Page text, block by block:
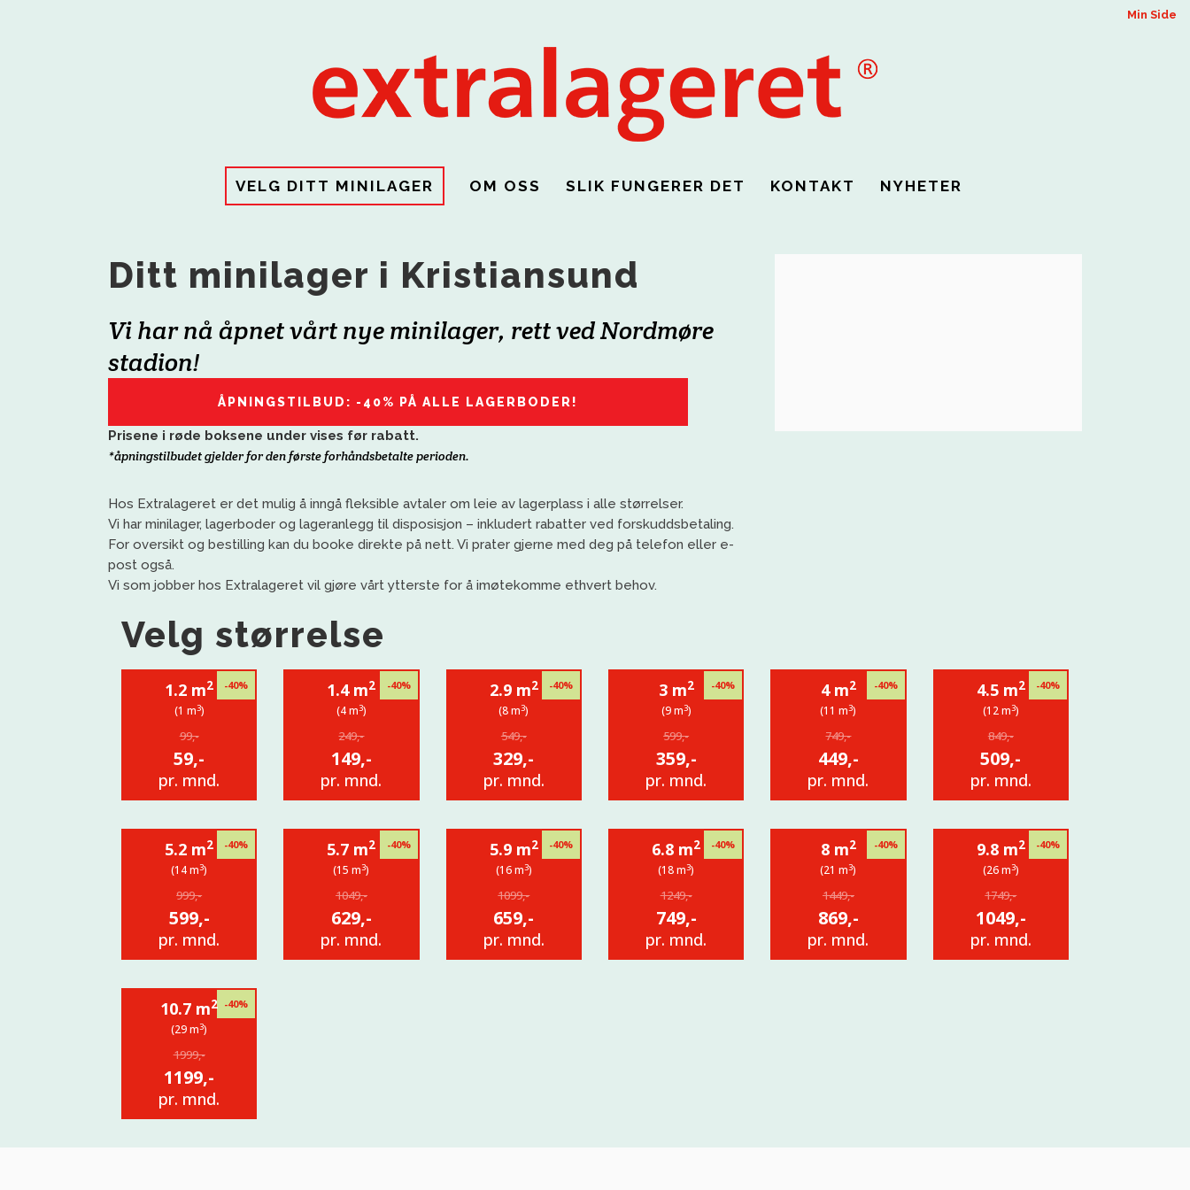
Min Side
VELG DITT MINILAGER OM OSS SLIK FUNGERER DET KONTAKT NYHETER
Ditt minilager i Kristiansund
Vi har nå åpnet vårt nye minilager, rett ved Nordmøre
stadion!
ÅPNINGSTILBUD: -40% PÅ ALLE LAGERBODER!
Prisene i røde boksene under vises før rabatt.
*åpningstilbudet gjelder for den første forhåndsbetalte perioden.
Hos Extralageret er det mulig å inngå fleksible avtaler om leie av lagerplass i alle størrelser.
Vi har minilager, lagerboder og lageranlegg til disposisjon – inkludert rabatter ved forskuddsbetaling.
For oversikt og bestilling kan du booke direkte på nett. Vi prater gjerne med deg på telefon eller e-
post også.
Vi som jobber hos Extralageret vil gjøre vårt ytterste for å imøtekomme ethvert behov.
Velg størrelse
-40%
1.2 m2
(1 m3)
99,-
59,-
pr. mnd.
-40%
1.4 m2
(4 m3)
249,-
149,-
pr. mnd.
-40%
2.9 m2
(8 m3)
549,-
329,-
pr. mnd.
-40%
3 m2
(9 m3)
599,-
359,-
pr. mnd.
-40%
4 m2
(11 m3)
749,-
449,-
pr. mnd.
-40%
4.5 m2
(12 m3)
849,-
509,-
pr. mnd.
-40%
5.2 m2
(14 m3)
999,-
599,-
pr. mnd.
-40%
5.7 m2
(15 m3)
1049,-
629,-
pr. mnd.
-40%
5.9 m2
(16 m3)
1099,-
659,-
pr. mnd.
-40%
6.8 m2
(18 m3)
1249,-
749,-
pr. mnd.
-40%
8 m2
(21 m3)
1449,-
869,-
pr. mnd.
-40%
9.8 m2
(26 m3)
1749,-
1049,-
pr. mnd.
-40%
10.7 m2
(29 m3)
1999,-
1199,-
pr. mnd.